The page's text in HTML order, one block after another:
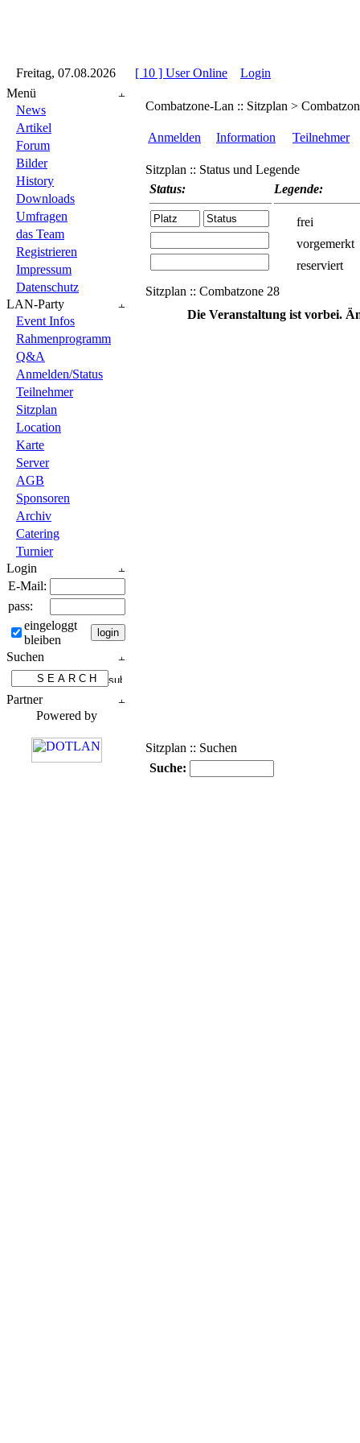
Freitag, 07.08.2026 [ 10 ] User Online Login
Menü
News
Artikel
Forum
Bilder
History
Downloads
Umfragen
das Team
Registrieren
Impressum
Datenschutz
LAN-Party
Event Infos
Rahmenprogramm
Q&A
Anmelden/Status
Teilnehmer
Sitzplan
Location
Karte
Server
AGB
Sponsoren
Archiv
Catering
Turnier
Login
E-Mail:
pass:
eingeloggt
bleiben
Suchen
Partner
Powered by
Combatzone-Lan :: Sitzplan >
Anmelden Information Teilnehmer
Sitzplan :: Status und Legende
Status:
Legende:
frei
vorgemerkt
reserviert
Sitzplan :: Combatzone 28
Die Veranstaltung ist vorbei.
Sitzplan :: Suchen
Suche: